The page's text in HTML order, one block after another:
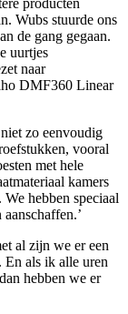
producten
Wubs stuurde ons
de gang gegaan.
uurtjes
naar
DMF360 Linear
zo eenvoudig
vooral
met hele
kamers
hebben speciaal
al zijn we er een
En als ik alle uren
hebben we er